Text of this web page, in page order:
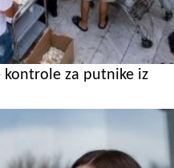
kontrole za putnike iz